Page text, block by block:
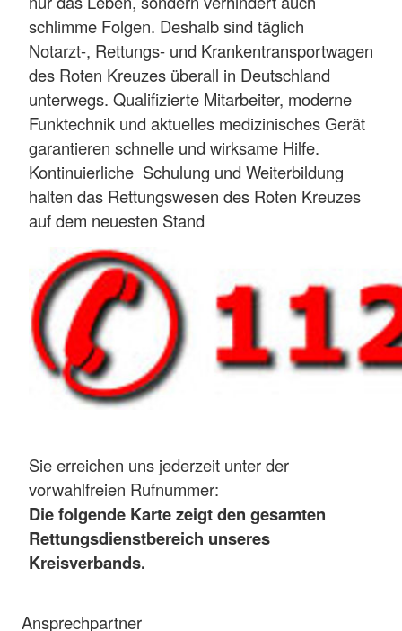
schlimme Folgen. Deshalb sind täglich
Notarzt-, Rettungs- und Krankentransportwagen
des Roten Kreuzes überall in Deutschland
unterwegs. Qualifizierte Mitarbeiter, moderne
Funktechnik und aktuelles medizinisches Gerät
garantieren schnelle und wirksame Hilfe.
Kontinuierliche Schulung und Weiterbildung
halten das Rettungswesen des Roten Kreuzes
auf dem neuesten Stand
Sie erreichen uns jederzeit unter der
vorwahlfreien Rufnummer:
Die folgende Karte zeigt den gesamten
Rettungsdienstbereich unseres
Kreisverbands.
Ansprechpartner